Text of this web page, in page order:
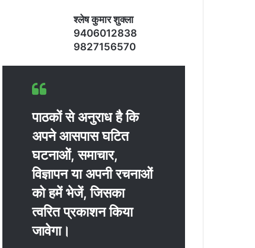
श्‍लेष कुमार शुक्‍ला
9406012838
9827156570
पाठकों से अनुराध है कि
अपने आसपास घटित
घटनाओं, समाचार,
विज्ञापन या अपनी रचनाओं
को हमें भेजें, जिसका
त्‍वरित प्रकाशन किया
जावेगा।